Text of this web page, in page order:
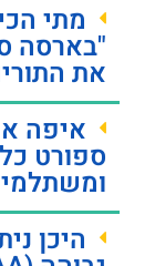
מתי
"בארסה
את
איפה
ספורט
היכן